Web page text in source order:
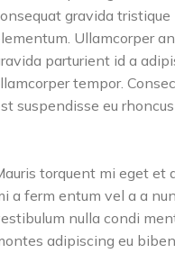
gravida
Ullamcorper
parturient id a
tempor.
suspendisse eu
torquent mi eget et
a ferm entum vel a a
nulla condi
adipiscing eu